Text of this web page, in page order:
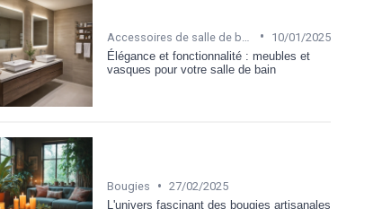
•
10/01/2025
Élégance et fonctionnalité : meubles et
vasques pour votre salle de bain
Bougies • 27/02/2025
L'univers fascinant des bougies artisanales